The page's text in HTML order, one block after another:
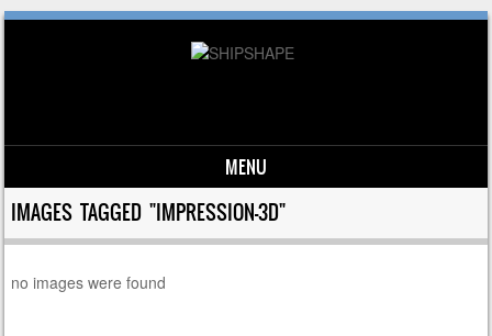
MENU
Skip to content
IMAGES TAGGED "IMPRESSION-3D"
no images were found